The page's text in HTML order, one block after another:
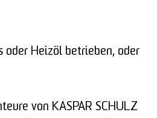
oder Heizöl betrieben, oder
von KASPAR SCHULZ